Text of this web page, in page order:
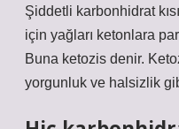
Şiddetli karbonhidrat
için yağları ketonlara
Buna ketozis denir.
yorgunluk ve halsizlik